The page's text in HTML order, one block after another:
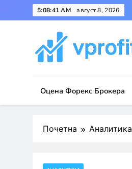
to
5:08:41 AM август 8, 2026
Оцена Форекс Брокера
Почетна Аналитика